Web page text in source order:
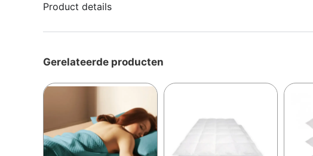
Product details
Gerelateerde producten